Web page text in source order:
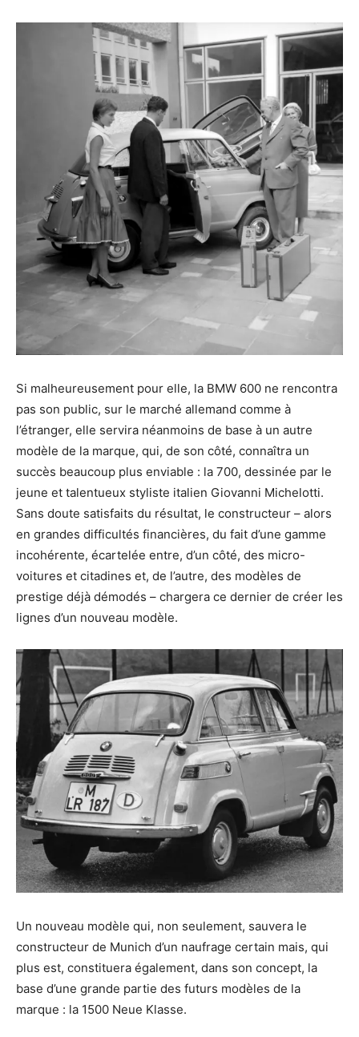
Si malheureusement pour elle, la BMW 600 ne rencontra
pas son public, sur le marché allemand comme à
l’étranger, elle servira néanmoins de base à un autre
modèle de la marque, qui, de son côté, connaîtra un
succès beaucoup plus enviable : la 700, dessinée par le
jeune et talentueux styliste italien Giovanni Michelotti.
Sans doute satisfaits du résultat, le constructeur – alors
en grandes difficultés financières, du fait d’une gamme
incohérente, écartelée entre, d’un côté, des micro-
voitures et citadines et, de l’autre, des modèles de
prestige déjà démodés – chargera ce dernier de créer les
lignes d’un nouveau modèle.
Un nouveau modèle qui, non seulement, sauvera le
constructeur de Munich d’un naufrage certain mais, qui
plus est, constituera également, dans son concept, la
base d’une grande partie des futurs modèles de la
marque : la 1500 Neue Klasse.